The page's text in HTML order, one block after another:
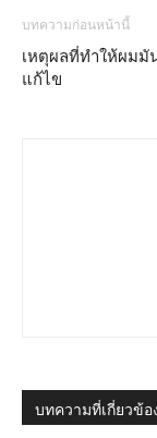
บทความก่อนหน้านี้
เหตุผลที่ทำให้ผมมั
แก้ไข
บทความที่เกี่ยวข้อ